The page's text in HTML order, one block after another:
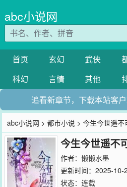
abc小说网
首页 玄幻 武侠
科幻
言情 其他
追看新章节，下载本站客
abc小说网 >都市小说 > 今生今世遥不
今生今世遥不
作者： 懒懒水墨
更新时间：2025-10-
状态：连载